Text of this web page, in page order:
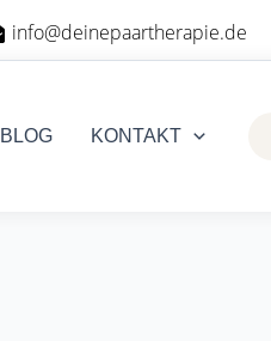
info@deinepaartherapie.de
BLOG KONTAKT